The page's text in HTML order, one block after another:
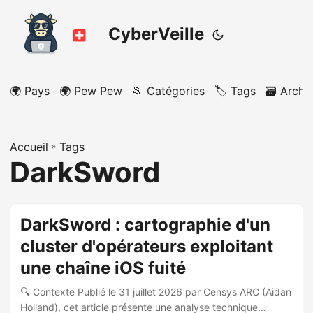
CyberVeille
🌍 Pays 🌍 Pew Pew 📂 Catégories 🏷️ Tags 🗃️
Accueil » Tags
DarkSword
DarkSword : cartographie d'un
cluster d'opérateurs exploitant
une chaîne iOS fuité
🔍 Contexte Publié le 31 juillet 2026 par Censys ARC (Aidan
Holland), cet article présente une analyse technique